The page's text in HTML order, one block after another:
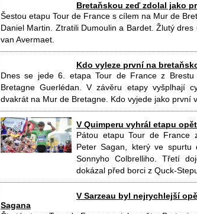
Bretaňskou zeď zdolal jako
Šestou etapu Tour de France s cílem na Mur de
Daniel Martin. Ztratili Dumoulin a Bardet. Žlutý dres
van Avermaet.
Kdo vyleze první na
Dnes se jede 6. etapa Tour de France z
Bretagne Guerlédan. V závěru etapy vyšplhají
dvakrát na Mur de Bretagne. Kdo vyjede jako první
V Quimperu vyhrál etapu
Pátou etapu Tour de France
Peter Sagan, který ve spurtu
Sonnyho Colbrelliho. Třetí
dokázal před borci z Quck-
V Sarzeau byl nejrychlejší
Sagana